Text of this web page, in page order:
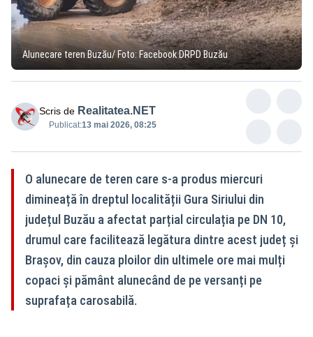
Alunecare teren Buzău/ Foto: Facebook DRPD Buzău
Scris de Realitatea.NET
Publicat:13 mai 2026, 08:25
O alunecare de teren care s-a produs miercuri
dimineață în dreptul localității Gura Siriului din
județul Buzău a afectat parțial circulația pe DN 10,
drumul care facilitează legătura dintre acest județ și
Brașov, din cauza ploilor din ultimele ore mai mulți
copaci și pământ alunecând de pe versanți pe
suprafața carosabilă.